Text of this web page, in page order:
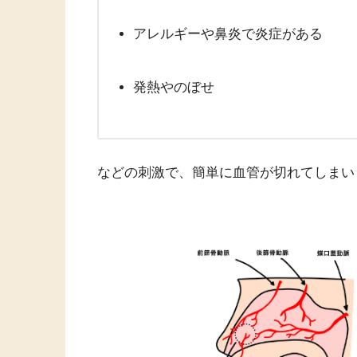
アレルギーや鼻炎で炎症がある
発熱やのぼせ
などの刺激で、簡単に血管が切れてしま